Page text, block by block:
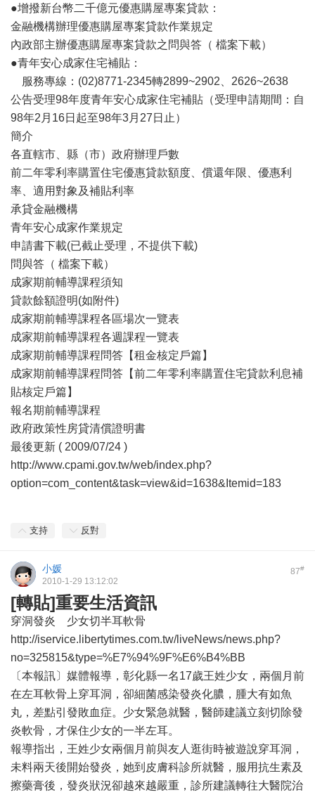
●增撥新台幣二千億元優惠購屋專案貸款：
金融機構辦理優惠購屋專案貸款作業規定
內政部主辦優惠購屋專案貸款之問與答（ 檔案下載）
●青年安心成家住宅補貼：
服務專線：(02)8771-2345轉2899~2902、2626~2638
公告受理98年度青年安心成家住宅補貼（受理申請期間：自
98年2月16日起至98年3月27日止）
簡介
各直轄市、縣（市）政府辦理戶數
前二年零利率購置住宅優惠貸款額度、償還年限、優惠利
率、適用對象及補貼利率
承貸金融機構
青年安心成家作業規定
申請書下載(已截止受理，不提供下載)
問與答（ 檔案下載）
成家期前輔導課程須知
貸款餘額證明(如附件)
成家期前輔導課程各區場次一覽表
成家期前輔導課程各週課程一覽表
成家期前輔導課程問答【租金核定戶篇】
成家期前輔導課程問答【前二年零利率購置住宅貸款利息補
貼核定戶篇】
報名期前輔導課程
政府政策性房貸清償證明書
最後更新 ( 2009/07/24 )
http://www.cpami.gov.tw/web/index.php?
option=com_content&task=view&id=1638&Itemid=183
支持 反對
87#
小媛
2010-1-29 13:12:02
[轉貼]重要生活資訊
穿洞發炎 少女切半耳軟骨
http://iservice.libertytimes.com.tw/liveNews/news.php?
no=325815&type=%E7%94%9F%E6%B4%BB
〔本報訊〕媒體報導，彰化縣一名17歲王姓少女，兩個月前
在左耳軟骨上穿耳洞，卻細菌感染發炎化膿，腫大有如魚
丸，差點引發敗血症。少女緊急就醫，醫師建議立刻切除發
炎軟骨，才保住少女的一半左耳。
報導指出，王姓少女兩個月前與友人逛街時被遊說穿耳洞，
未料兩天後開始發炎，她到皮膚科診所就醫，服用抗生素及
擦藥膏後，發炎狀況卻越來越嚴重，診所建議轉往大醫院治